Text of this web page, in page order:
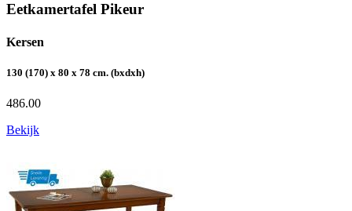
Eetkamertafel Pikeur
Kersen
130 (170) x 80 x 78 cm. (bxdxh)
486.00
Bekijk